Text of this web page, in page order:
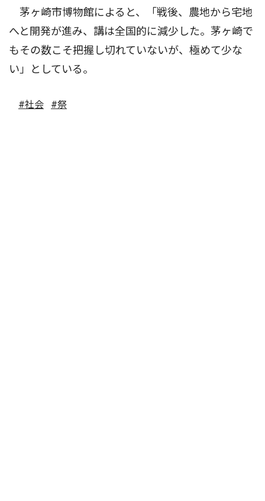
茅ヶ崎市博物館によると、「戦後、農地から宅地
へと開発が進み、講は全国的に減少した。茅ヶ崎で
もその数こそ把握し切れていないが、極めて少な
い」としている。
#社会 #祭